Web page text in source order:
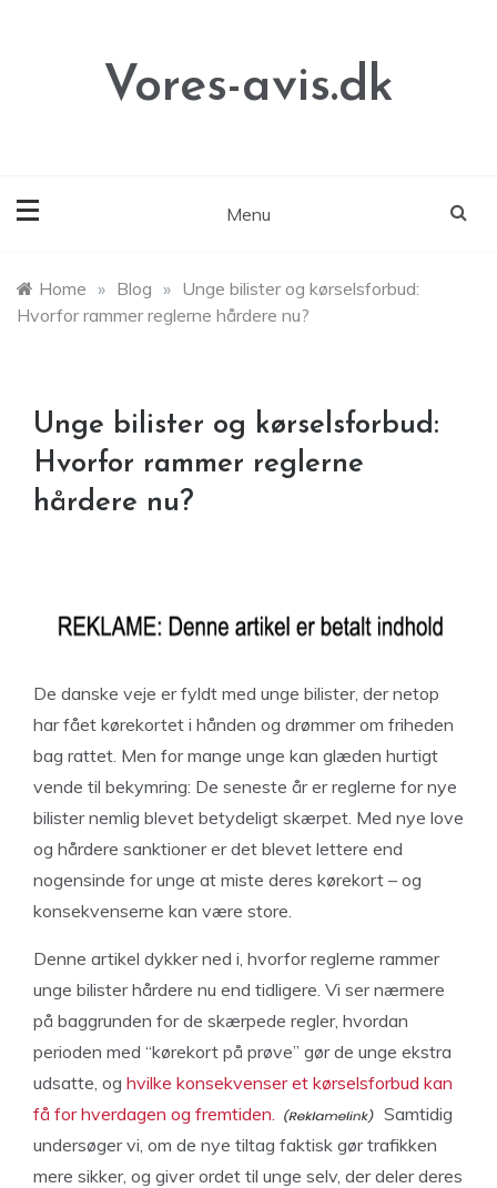
Vores-avis.dk
Menu
Home » Blog » Unge bilister og kørselsforbud:
Hvorfor rammer reglerne hårdere nu?
Unge bilister og kørselsforbud:
Hvorfor rammer reglerne
hårdere nu?
De danske veje er fyldt med unge bilister, der netop
har fået kørekortet i hånden og drømmer om friheden
bag rattet. Men for mange unge kan glæden hurtigt
vende til bekymring: De seneste år er reglerne for nye
bilister nemlig blevet betydeligt skærpet. Med nye love
og hårdere sanktioner er det blevet lettere end
nogensinde for unge at miste deres kørekort – og
konsekvenserne kan være store.
Denne artikel dykker ned i, hvorfor reglerne rammer
unge bilister hårdere nu end tidligere. Vi ser nærmere
på baggrunden for de skærpede regler, hvordan
perioden med “kørekort på prøve” gør de unge ekstra
udsatte, og hvilke konsekvenser et kørselsforbud kan
få for hverdagen og fremtiden.
Samtidig
undersøger vi, om de nye tiltag faktisk gør trafikken
mere sikker, og giver ordet til unge selv, der deler deres